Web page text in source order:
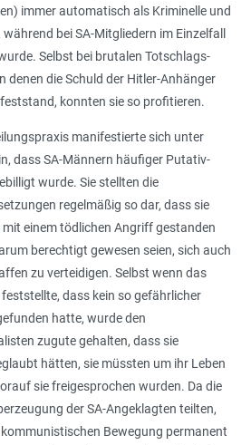
immer automatisch als Kriminelle und
bei SA-Mitgliedern im Einzelfall
Selbst bei brutalen Totschlags-
denen die Schuld der Hitler-Anhänger
konnten sie so profitieren.
manifestierte sich unter
dass SA-Männern häufiger Putativ-
wurde. Sie stellten die
regelmäßig so dar, dass sie
mit einem tödlichen Angriff gestanden
berechtigt gewesen seien, sich auch
zu verteidigen. Selbst wenn das
dass kein so gefährlicher
hatte, wurde den
zugute gehalten, dass sie
hätten, sie müssten um ihr Leben
sie freigesprochen wurden. Da die
der SA-Angeklagten teilten,
Bewegung permanent